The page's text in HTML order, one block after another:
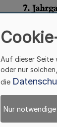
Auf dieser Seite
oder nur
die
Nur